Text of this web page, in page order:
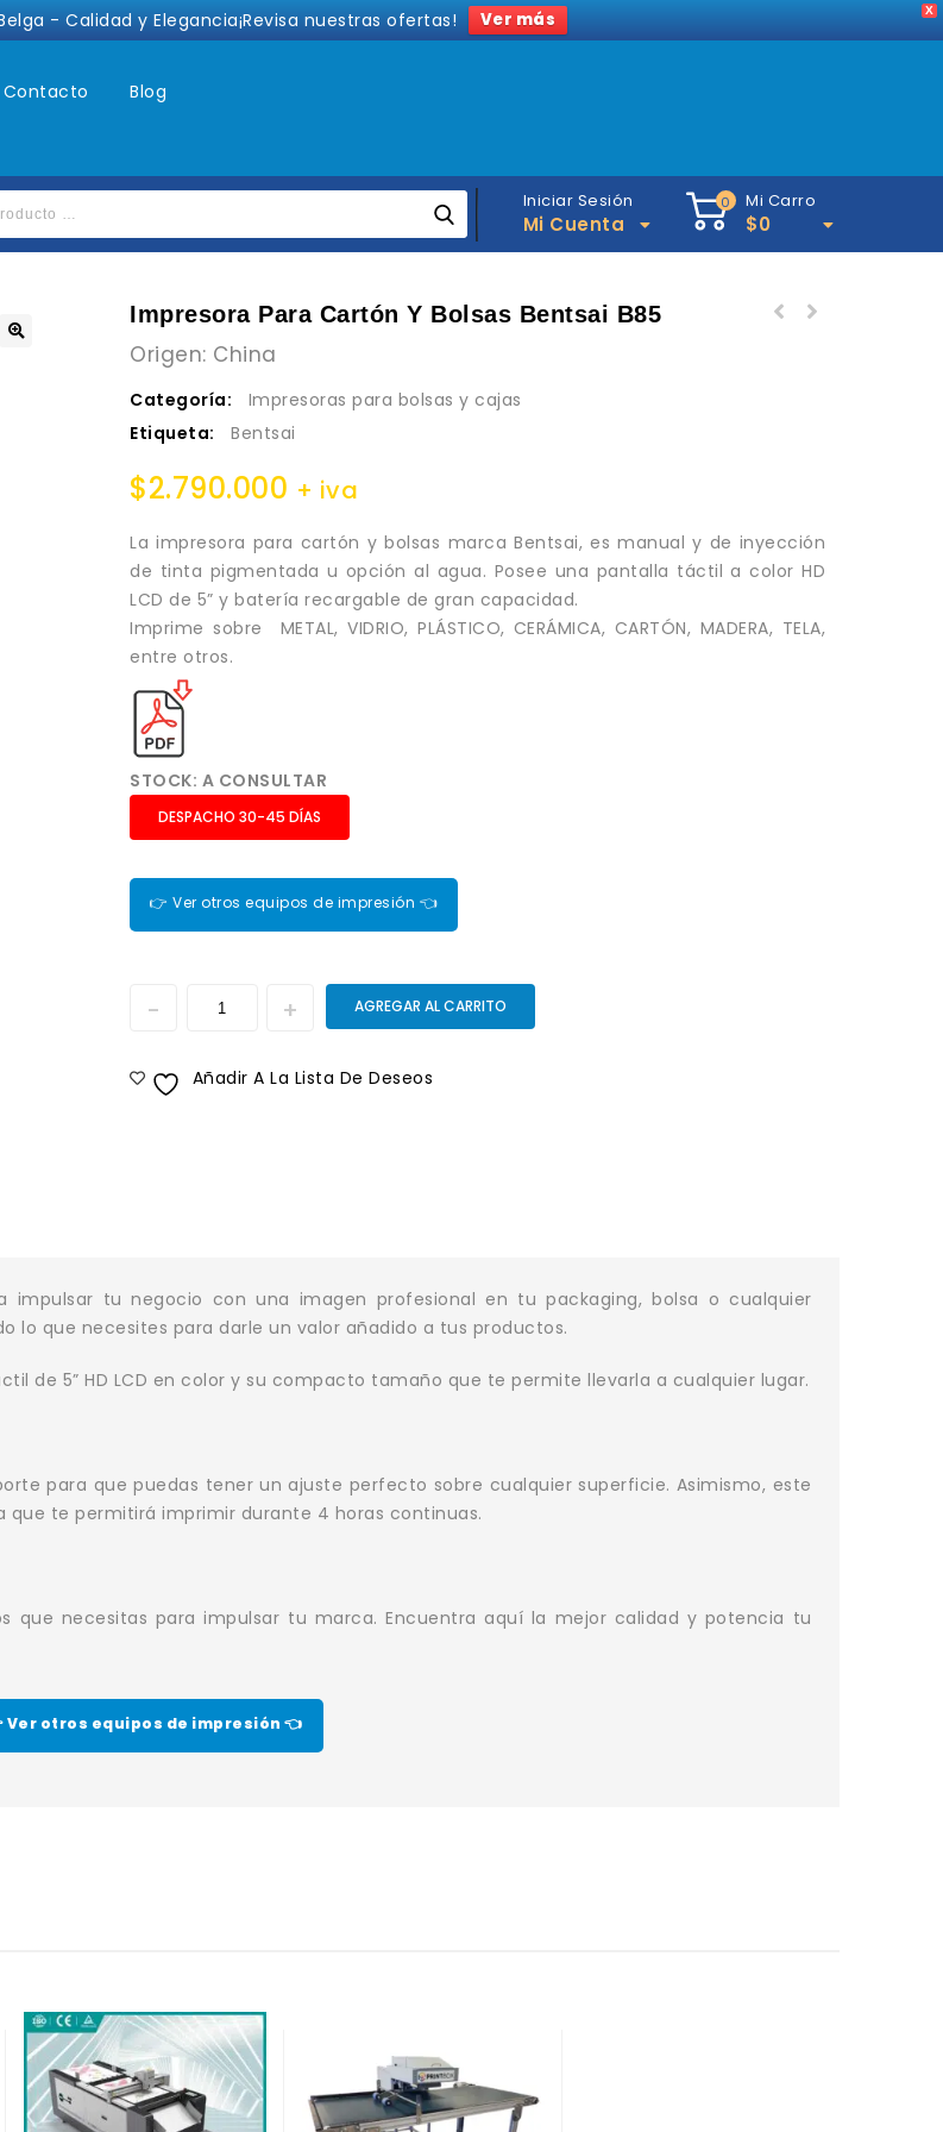
X
- Calidad y Elegancia¡Revisa nuestras ofertas! Ver más
Contacto Blog
Iniciar Sesión
Mi Cuenta
0 Mi Carro
$0
Impresora Para Cartón Y Bolsas Bentsai B85
Origen: China
Categoría:
Impresoras para bolsas y cajas
Etiqueta:
Bentsai
$2.790.000 + iva
La impresora para cartón y bolsas marca Bentsai, es manual y de inyección
de tinta pigmentada u opción al agua. Posee una pantalla táctil a color HD
LCD de 5” y batería recargable de gran capacidad.
Imprime sobre METAL, VIDRIO, PLÁSTICO, CERÁMICA, CARTÓN, MADERA, TELA,
entre otros.
STOCK: A CONSULTAR
DESPACHO 30-45 DÍAS
👉 Ver otros equipos de impresión 👈
AGREGAR AL CARRITO
Añadir A La Lista De Deseos
impulsar tu negocio con una imagen profesional en tu packaging, bolsa o cualquier
lo que necesites para darle un valor añadido a tus productos.
de 5” HD LCD en color y su compacto tamaño que te permite llevarla a cualquier lugar.
para que puedas tener un ajuste perfecto sobre cualquier superficie. Asimismo, este
que te permitirá imprimir durante 4 horas continuas.
que necesitas para impulsar tu marca. Encuentra aquí la mejor calidad y potencia tu
Ver otros equipos de impresión 👈